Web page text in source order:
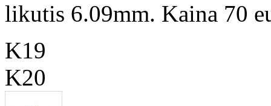
likutis 6.09mm. Kaina 70
K19
K20